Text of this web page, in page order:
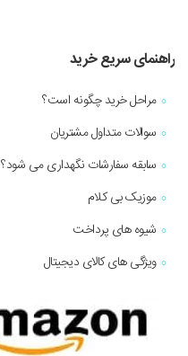
راهنمای سریع خرید
مراحل خرید چگونه است؟
سوالات متداول مشتریان
سابقه سفارشات نگهداری می شود؟
موزیک بی کلام
شیوه های پرداخت
ویژگی های کالای دیجیتال